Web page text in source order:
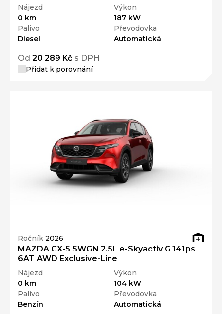
Nájezd
0 km
Výkon
187 kW
Palivo
Diesel
Převodovka
Automatická
Od 20 289 Kč s DPH
Přidat k porovnání
Ročník 2026
MAZDA CX-5 5WGN 2.5L e-Skyactiv G 141ps
6AT AWD Exclusive-Line
Nájezd
0 km
Výkon
104 kW
Palivo
Benzín
Převodovka
Automatická